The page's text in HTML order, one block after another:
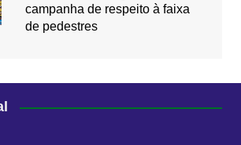
campanha de respeito à faixa
de pedestres